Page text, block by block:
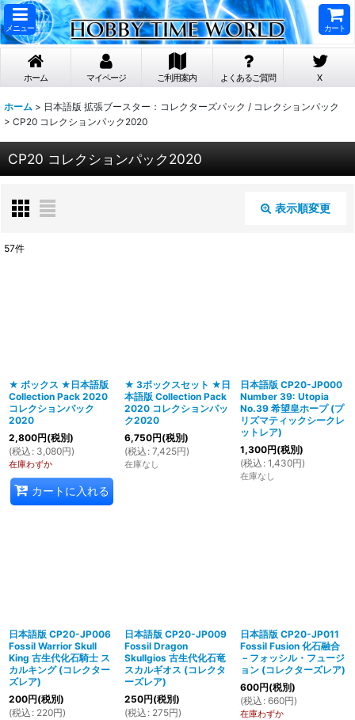
メニュー カート
ホーム マイページ ご利用案内 よくあるご質問 X
ホーム > 日本語版 拡張ブースター：コレクターズパック / コレクションパック
> CP20 コレクションパック2020
CP20 コレクションパック2020
表示順変更
絞り込む
57件
★ ボックス ★日本語版
Collection Pack 2020
コレクションパック
2020
2,800円(税別)
(税込 : 3,080円)
在庫わずか
カートに入れる
★ 3ボックスセット ★日
本語版 Collection Pack
2020 コレクションパッ
ク2020
6,750円(税別)
(税込 : 7,425円)
在庫なし
日本語版 CP20-JP000
Number 39: Utopia
No.39 希望皇ホープ (プ
リズマティックシークレ
ットレア)
1,300円(税別)
(税込 : 1,430円)
在庫なし
日本語版 CP20-JP006
Fossil Warrior Skull
King 古生代化石騎士 ス
カルキング (コレクター
ズレア)
200円(税別)
(税込 : 220円)
日本語版 CP20-JP009
Fossil Dragon
Skullgios 古生代化石竜
スカルギオス (コレクタ
ーズレア)
250円(税別)
(税込 : 275円)
日本語版 CP20-JP011
Fossil Fusion 化石融合
－フォッシル・フュージ
ョン (コレクターズレア)
600円(税別)
(税込 : 660円)
在庫わずか